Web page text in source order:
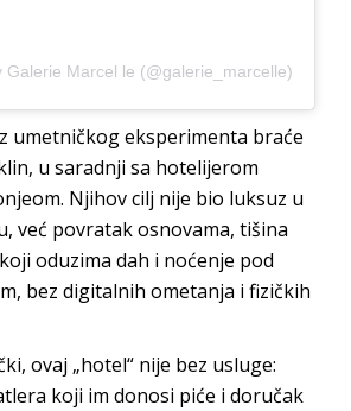
Galerie Marcel le (@galerie_marcelle)
umetničkog eksperimenta braće
u saradnji sa hotelijerom
Njihov cilj nije bio luksuz u
već povratak osnovama, tišina
oduzima dah i noćenje pod
bez digitalnih ometanja i fizičkih
ovaj „hotel“ nije bez usluge:
koji im donosi piće i doručak